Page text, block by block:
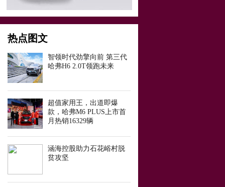
热点图文
智领时代劲擎向前 第三代
哈弗H6 2.0T领跑未来
超值家用王，出道即爆
款，哈弗M6 PLUS上市首
月热销16329辆
涵海控股助力石花峪村脱
贫攻坚